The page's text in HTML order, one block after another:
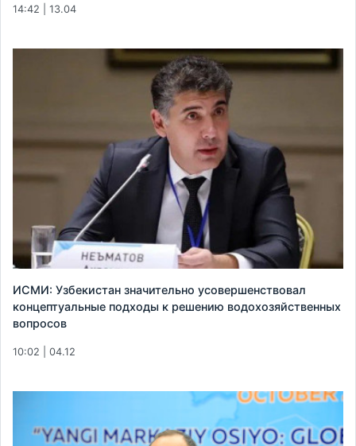
14:42 | 13.04
ИСМИ: Узбекистан значительно усовершенствовал
концептуальные подходы к решению водохозяйственных
вопросов
10:02 | 04.12